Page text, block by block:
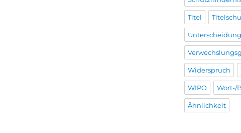
Titel
Widerspruch
WIPO Wort-/
Ähnlichkeit